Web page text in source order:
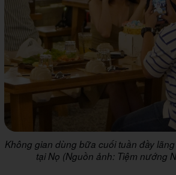
Không gian dùng bữa cuối tuần đầy
tại Nọ (Nguồn ảnh: Tiệm nướng